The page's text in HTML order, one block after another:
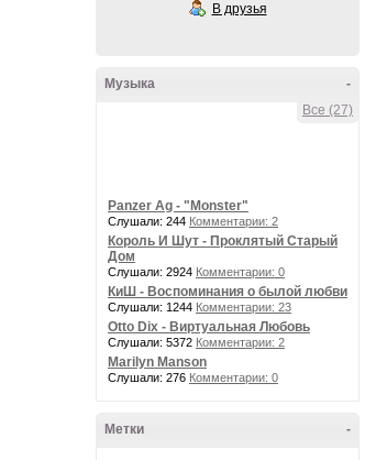
В друзья
-
Музыка
Все (27)
Panzer Ag - "Monster"
Слушали: 244 Комментарии: 2
Король И Шут - Проклятый Старый
Дом
Слушали: 2924 Комментарии: 0
КиШ - Воспоминания о былой любви
Слушали: 1244 Комментарии: 23
Otto Dix - Виртуальная Любовь
Слушали: 5372 Комментарии: 2
Marilyn Manson
Слушали: 276 Комментарии: 0
-
Метки